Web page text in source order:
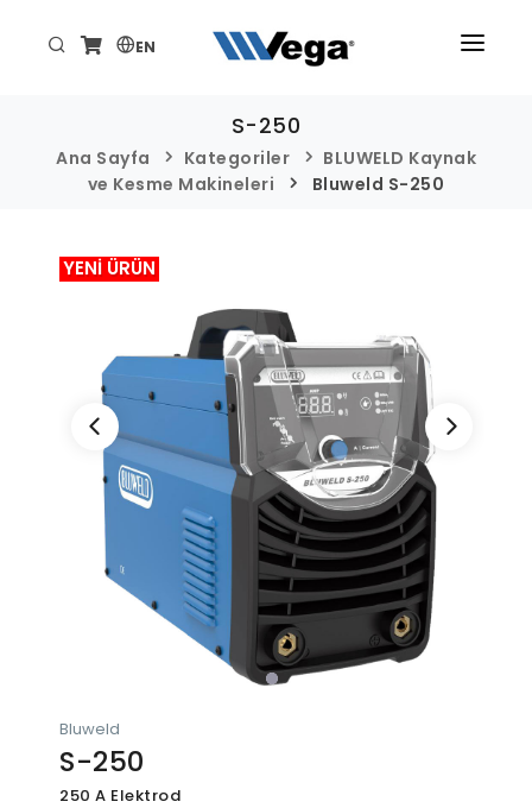
EN
ÜRÜNLER
TEKNİK/DESTEK
HABER VE ETKİNLİKLER
İLETİŞİM
S-250
Ana Sayfa Kategoriler
BLUWELD Kaynak
ve Kesme Makineleri
Bluweld S-250
YENİ ÜRÜN
Bluweld
S-250
250 A Elektrod